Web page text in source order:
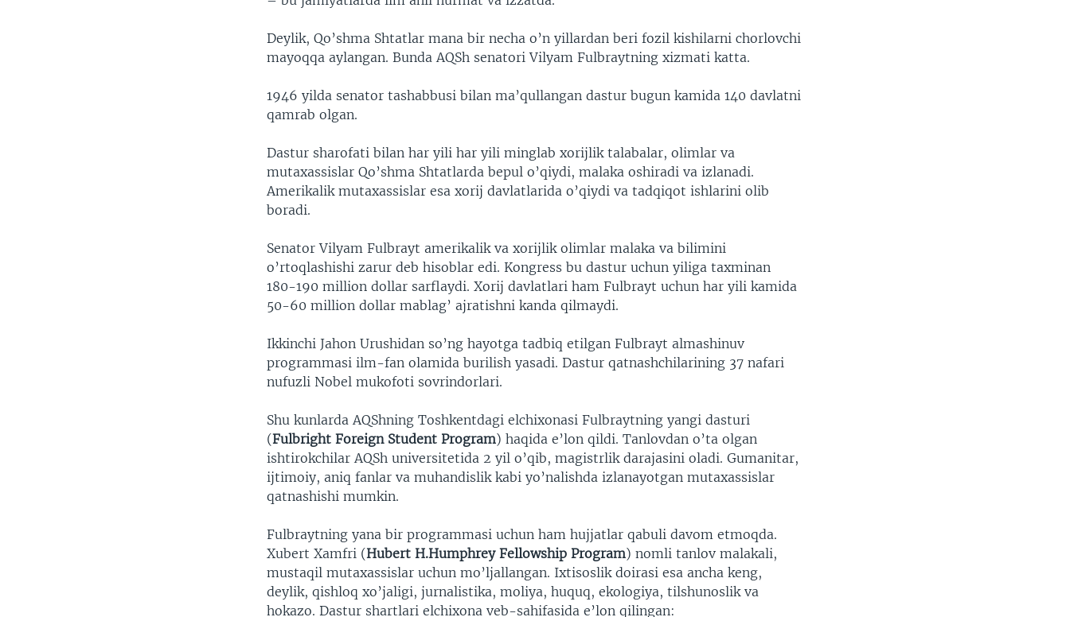
Deylik, Qo’shma Shtatlar mana bir necha o’n yillardan beri fozil kishilarni chorlovchi
mayoqqa aylangan. Bunda AQSh senatori Vilyam Fulbraytning xizmati katta.
1946 yilda senator tashabbusi bilan ma’qullangan dastur bugun kamida 140 davlatni
qamrab olgan.
Dastur sharofati bilan har yili har yili minglab xorijlik talabalar, olimlar va
mutaxassislar Qo’shma Shtatlarda bepul o’qiydi, malaka oshiradi va izlanadi.
Amerikalik mutaxassislar esa xorij davlatlarida o’qiydi va tadqiqot ishlarini olib
boradi.
Senator Vilyam Fulbrayt amerikalik va xorijlik olimlar malaka va bilimini
o’rtoqlashishi zarur deb hisoblar edi. Kongress bu dastur uchun yiliga taxminan
180-190 million dollar sarflaydi. Xorij davlatlari ham Fulbrayt uchun har yili kamida
50-60 million dollar mablag’ ajratishni kanda qilmaydi.
Ikkinchi Jahon Urushidan so’ng hayotga tadbiq etilgan Fulbrayt almashinuv
programmasi ilm-fan olamida burilish yasadi. Dastur qatnashchilarining 37 nafari
nufuzli Nobel mukofoti sovrindorlari.
Shu kunlarda AQShning Toshkentdagi elchixonasi Fulbraytning yangi dasturi
(Fulbright Foreign Student Program) haqida e’lon qildi. Tanlovdan o’ta olgan
ishtirokchilar AQSh universitetida 2 yil o’qib, magistrlik darajasini oladi. Gumanitar,
ijtimoiy, aniq fanlar va muhandislik kabi yo’nalishda izlanayotgan mutaxassislar
qatnashishi mumkin.
Fulbraytning yana bir programmasi uchun ham hujjatlar qabuli davom etmoqda.
Xubert Xamfri (Hubert H.Humphrey Fellowship Program) nomli tanlov malakali,
mustaqil mutaxassislar uchun mo’ljallangan. Ixtisoslik doirasi esa ancha keng,
deylik, qishloq xo’jaligi, jurnalistika, moliya, huquq, ekologiya, tilshunoslik va
hokazo. Dastur shartlari elchixona veb-sahifasida e’lon qilingan: